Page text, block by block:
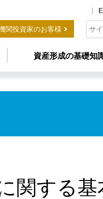
関投資家のお客様
資産形成の基礎知
関する基